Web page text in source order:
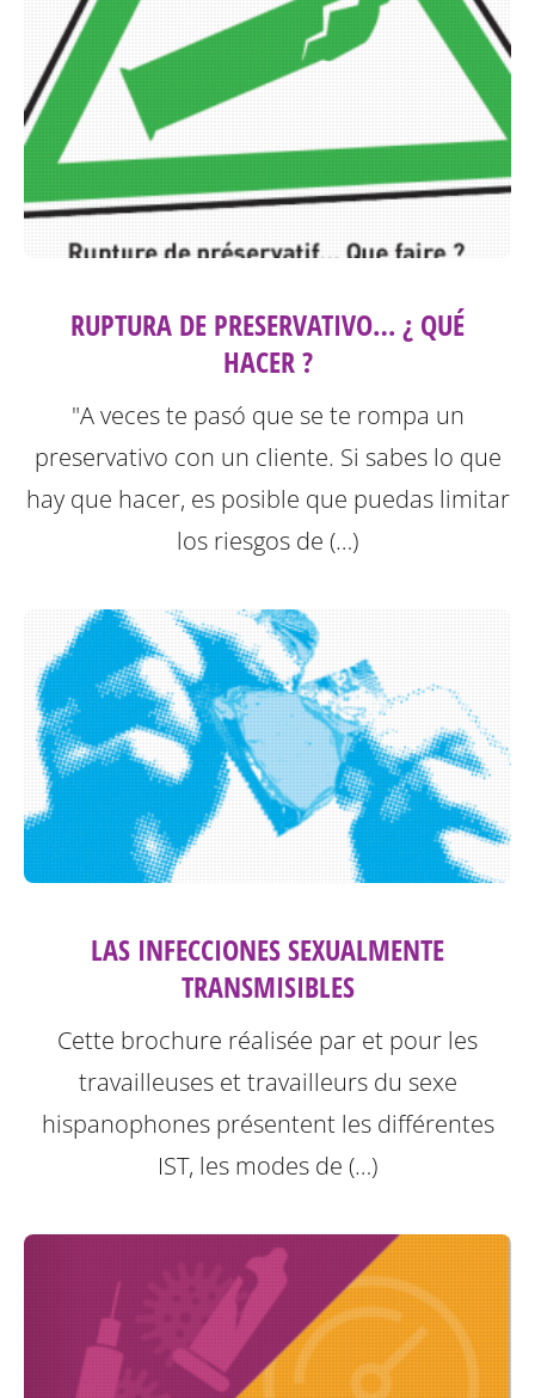
RUPTURA DE PRESERVATIVO… ¿ QUÉ
HACER ?
"A veces te pasó que se te rompa un
preservativo con un cliente. Si sabes lo que
hay que hacer, es posible que puedas limitar
los riesgos de (…)
LAS INFECCIONES SEXUALMENTE
TRANSMISIBLES
Cette brochure réalisée par et pour les
travailleuses et travailleurs du sexe
hispanophones présentent les différentes
IST, les modes de (…)